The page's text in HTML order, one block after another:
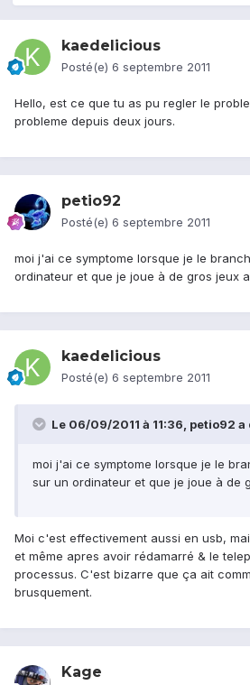
kaedelicious
Posté(e) 6 septembre 2011
Hello, est ce que tu as pu regler le
probleme depuis deux jours.
petio92
Posté(e) 6 septembre 2011
moi j'ai ce symptome lorsque je le
ordinateur et que je joue à de gros jeux
kaedelicious
Posté(e) 6 septembre 2011
Le 06/09/2011 à 11:36, petio92 a
moi j'ai ce symptome lorsque je le
sur un ordinateur et que je joue à de
Moi c'est effectivement aussi en usb,
et même apres avoir rédamarré & le
processus. C'est bizarre que ça ait
brusquement.
Kage